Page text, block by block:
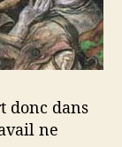
donc dans
ne